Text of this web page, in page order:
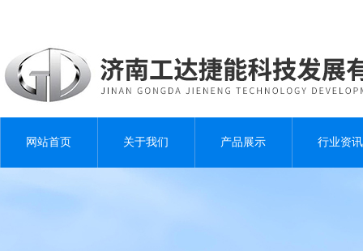
网站首页 关于我们 产品展示 行业资讯